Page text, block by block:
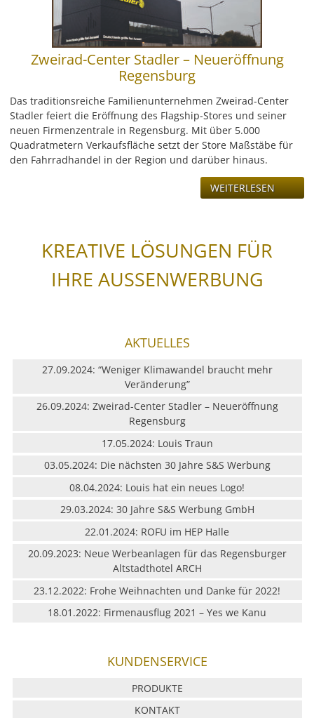
Zweirad-Center Stadler – Neueröffnung
Regensburg
Das traditionsreiche Familienunternehmen Zweirad-Center
Stadler feiert die Eröffnung des Flagship-Stores und seiner
neuen Firmenzentrale in Regensburg. Mit über 5.000
Quadratmetern Verkaufsfläche setzt der Store Maßstäbe für
den Fahrradhandel in der Region und darüber hinaus.
WEITERLESEN
KREATIVE LÖSUNGEN FÜR
IHRE AUSSENWERBUNG
AKTUELLES
27.09.2024: “Weniger Klimawandel braucht mehr
Veränderung”
26.09.2024: Zweirad-Center Stadler – Neueröffnung
Regensburg
17.05.2024: Louis Traun
03.05.2024: Die nächsten 30 Jahre S&S Werbung
08.04.2024: Louis hat ein neues Logo!
29.03.2024: 30 Jahre S&S Werbung GmbH
22.01.2024: ROFU im HEP Halle
20.09.2023: Neue Werbeanlagen für das Regensburger
Altstadthotel ARCH
23.12.2022: Frohe Weihnachten und Danke für 2022!
18.01.2022: Firmenausflug 2021 – Yes we Kanu
KUNDENSERVICE
PRODUKTE
KONTAKT